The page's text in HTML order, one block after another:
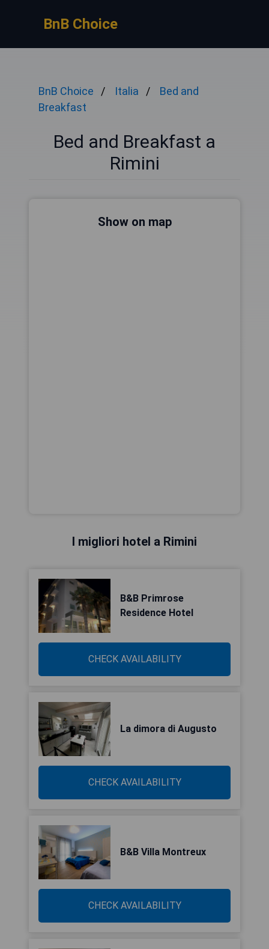
BnB Choice
BnB Choice Italia
Bed and
Breakfast
Bed and Breakfast a
Rimini
Show on map
I migliori hotel a Rimini
B&B Primrose
Residence Hotel
CHECK AVAILABILITY
La dimora di Augusto
CHECK AVAILABILITY
B&B Villa Montreux
CHECK AVAILABILITY